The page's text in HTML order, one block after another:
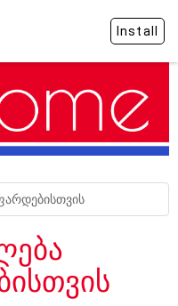
Install